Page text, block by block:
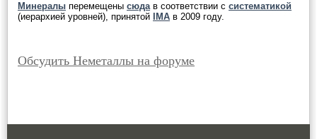
Минералы перемещены сюдав соответствии с систематикой
(иерархией уровней), принятой
IMA в 2009 году.
Обсудить Неметаллы на форуме